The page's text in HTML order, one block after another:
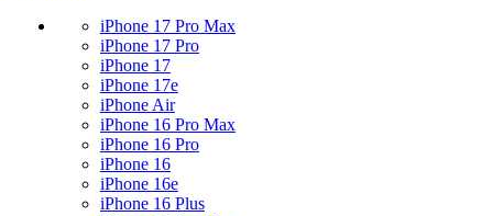
iPhone 17 Pro Max
iPhone 17 Pro
iPhone 17
iPhone 17e
iPhone Air
iPhone 16 Pro Max
iPhone 16 Pro
iPhone 16
iPhone 16e
iPhone 16 Plus